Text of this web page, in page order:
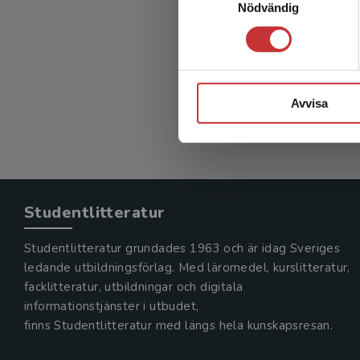
Nödvändig
Avvisa
323 kr
Exkl.
Studentlitteratur
Studentlitteratur grundades 1963 och är idag Sveriges
ledande utbildningsförlag. Med läromedel, kurslitteratur,
facklitteratur, utbildningar och digitala
informationstjänster i utbudet,
finns Studentlitteratur med längs hela kunskapsresan.